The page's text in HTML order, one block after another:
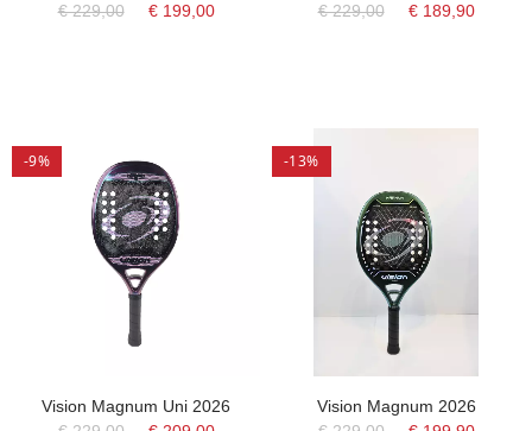
€ 229,00
€ 199,00
€ 229,00
€ 189,90
-9%
Vision Magnum Uni 2026
-13%
Vision Magnum 2026